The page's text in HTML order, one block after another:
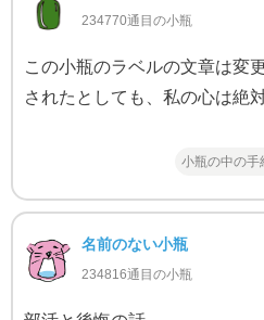
234770通目の小瓶
この小瓶のラベルの文章は変
されたとしても、私の心は絶
小瓶の中の手
名前のない小瓶
234816通目の小瓶